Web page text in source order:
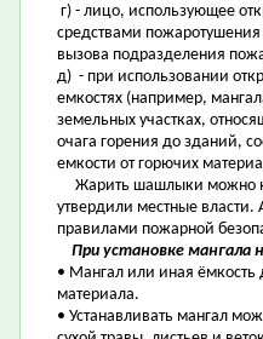
г) - лицо, использующее
средствами
вызова подразделения
д) - при использовании
емкостях (например,
земельных участках,
очага горения до зданий,
емкости от горючих
Жарить шашлыки можно
утвердили местные власти.
правилами пожарной
При установке мангала
• Мангал или иная
материала.
• Устанавливать мангал